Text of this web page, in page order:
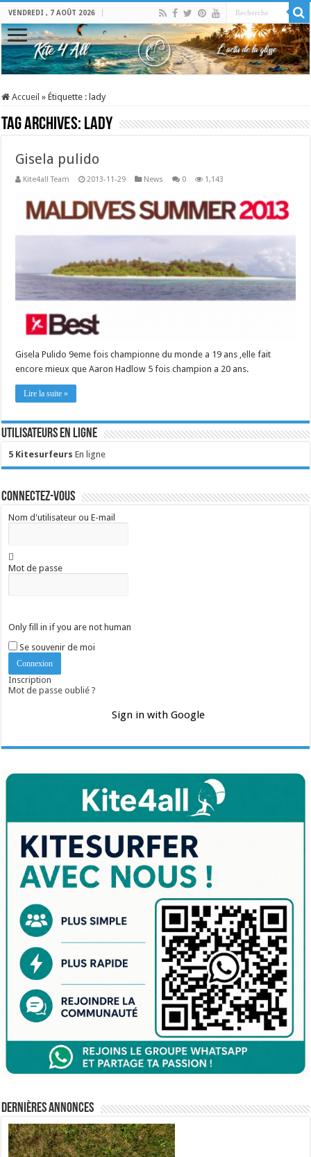
VENDREDI , 7 AOÛT 2026
Accueil » Étiquette : lady
Tag Archives: lady
Gisela pulido
Kite4all Team 2013-11-29 News 0 1,143
Gisela Pulido 9eme fois championne du monde a 19 ans ,elle fait
encore mieux que Aaron Hadlow 5 fois champion a 20 ans.
Lire la suite »
Utilisateurs en ligne
5 Kitesurfeurs En ligne
Connectez-vous
Nom d'utilisateur ou E-mail
Mot de passe
Only fill in if you are not human
Se souvenir de moi
Inscription
Mot de passe oublié ?
Sign in with Google
Dernières annonces